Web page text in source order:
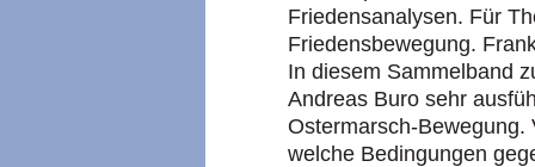
Friedensanalysen. Für
Friedensbewegung.
In diesem Sammelband
Andreas Buro sehr
Ostermarsch-Bewegung.
welche Bedingungen